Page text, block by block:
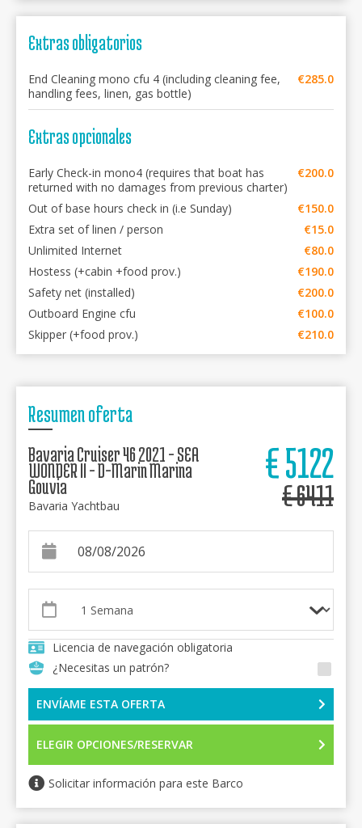
Extras obligatorios
End Cleaning mono cfu 4 (including cleaning fee,
handling fees, linen, gas bottle)
€285.0
Extras opcionales
Early Check-in mono4 (requires that boat has
returned with no damages from previous charter)
€200.0
Out of base hours check in (i.e Sunday)
€150.0
Extra set of linen / person
€15.0
Unlimited Internet
€80.0
Hostess (+cabin +food prov.)
€190.0
Safety net (installed)
€200.0
Outboard Engine cfu
€100.0
Skipper (+food prov.)
€210.0
Resumen oferta
Bavaria Cruiser 46 2021 - SEA
WONDER II - D-Marin Marina
Gouvia
Bavaria Yachtbau
€5122
€6411
Licencia de navegación obligatoria
¿Necesitas un patrón?
ENVÍAME ESTA OFERTA
ELEGIR OPCIONES/RESERVAR
Solicitar información para este Barco